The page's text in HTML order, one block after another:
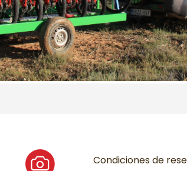
Condiciones de